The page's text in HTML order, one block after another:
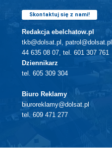
Skontaktuj się z nami!
Redakcja ebelchatow.pl
tkb@dolsat.pl, patrol@dolsat.pl
44 635 08 07, tel. 601 307 761
Dziennikarz
tel. 605 309 304
Biuro Reklamy
biuroreklamy@dolsat.pl
tel. 609 471 277